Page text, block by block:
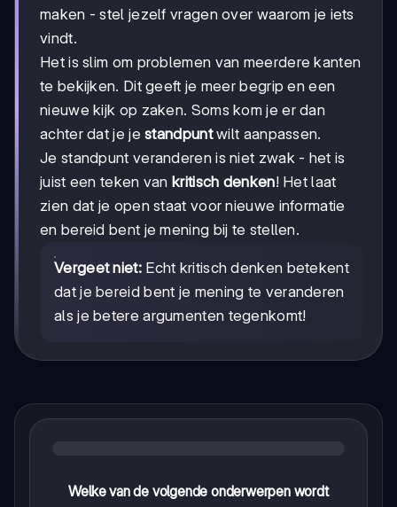
maken - stel jezelf vragen over waarom je iets
vindt.
Het is slim om problemen van meerdere kanten
te bekijken. Dit geeft je meer begrip en een
nieuwe kijk op zaken. Soms kom je er dan
achter dat je jestandpuntwilt aanpassen.
Je standpunt veranderen is niet zwak - het is
juist een teken vankritisch denken! Het laat
zien dat je open staat voor nieuwe informatie
en bereid bent je mening bij te stellen.
Vergeet niet:Echt kritisch denken betekent
dat je bereid bent je mening te veranderen
als je betere argumenten tegenkomt!
Welke van de volgende onderwerpen wordt